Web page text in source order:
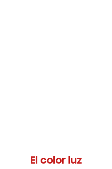
El color luz